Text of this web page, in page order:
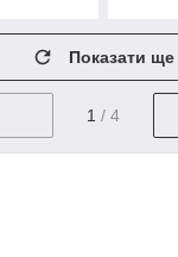
Показати ще
1 / 4